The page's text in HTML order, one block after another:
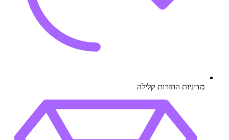
מדיניות החזרות קלילה